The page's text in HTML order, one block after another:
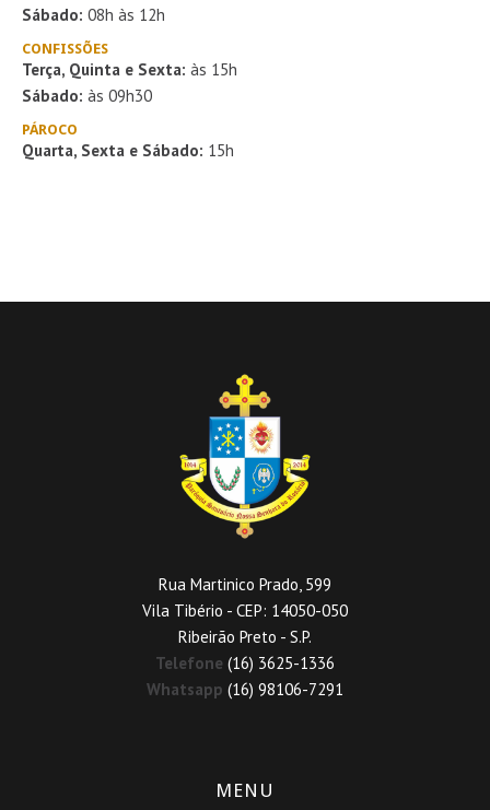
Sábado: 08h às 12h
CONFISSÕES
Terça, Quinta e Sexta: às 15h
Sábado: às 09h30
PÁROCO
Quarta, Sexta e Sábado: 15h
Rua Martinico Prado, 599
Vila Tibério - CEP: 14050-050
Ribeirão Preto - S.P.
Telefone (16) 3625-1336
Whatsapp (16) 98106-7291
MENU